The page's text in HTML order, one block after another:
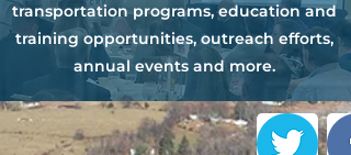
transportation programs, education and
training opportunities, outreach efforts,
annual events and more.